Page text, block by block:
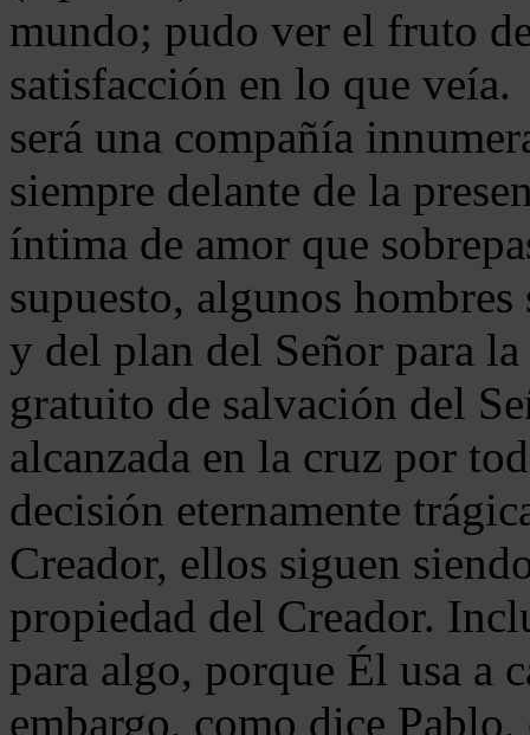
mundo; pudo ver el fruto
satisfacción en lo que
será una compañía
siempre delante de la
íntima de amor que
supuesto, algunos
y del plan del Señor para
gratuito de salvación del
alcanzada en la cruz por
decisión eternamente
Creador, ellos siguen
propiedad del Creador.
para algo, porque Él usa a
embargo, como dice